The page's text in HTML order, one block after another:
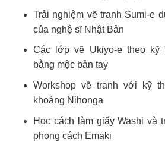
Trải nghiệm vẽ tranh Sumi-e
của nghệ sĩ Nhật Bản
Các lớp vẽ Ukiyo-e theo kỹ
bằng mộc bản tay
Workshop vẽ tranh với kỹ
khoáng Nihonga
Học cách làm giấy Washi và
phong cách Emaki